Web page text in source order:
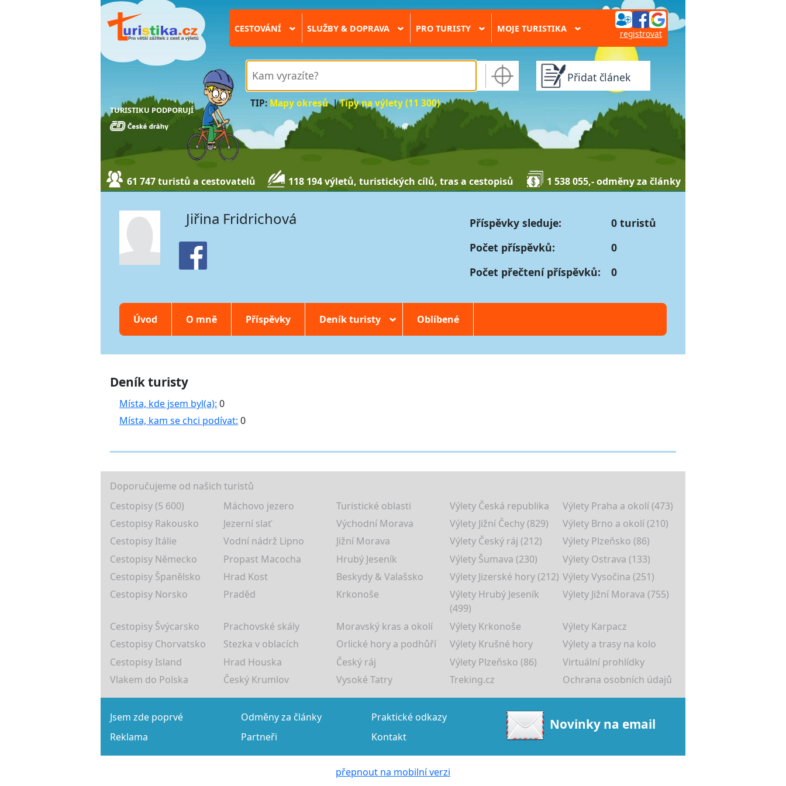
TURISTIKU PODPORUJÍ
CESTOVÁNÍ › SLUŽBY & DOPRAVA › PRO TURISTY › MOJE TURISTIKA › registrovat
TIP: Mapy okresů|Tipy na výlety (11 300)
Přidat článek
61 747 turistů a cestovatelů 118 194 výletů, turistických cílů, tras a cestopisů 1 538 055,- odměny za články
Jiřina Fridrichová Příspěvky sleduje:
0 turistů
Počet příspěvků:
0
Počet přečtení příspěvků:
0
Úvod O mně Příspěvky Deník turisty › Oblíbené
Deník turisty
Místa, kde jsem byl(a): 0
Místa, kam se chci podívat: 0
Doporučujeme od našich turistů
Cestopisy (5 600)
Máchovo jezero Turistické oblasti Výlety Česká republika
Výlety Praha a okolí (473)
Cestopisy Rakousko
Jezerní slať Východní Morava Výlety Jižní Čechy (829)
Výlety Brno a okolí (210)
Cestopisy Itálie
Vodní nádrž Lipno Jižní Morava Výlety Český ráj (212)
Výlety Plzeňsko (86)
Cestopisy Německo
Propast Macocha Hrubý Jeseník Výlety Šumava (230)
Výlety Ostrava (133)
Cestopisy Španělsko
Hrad Kost Beskydy & Valašsko Výlety Jizerské hory (212) Výlety Vysočina (251)
Cestopisy Norsko
Praděd Krkonoše
Výlety Hrubý Jeseník
(499)
Výlety Jižní Morava (755)
Cestopisy Švýcarsko Prachovské skály Moravský kras a okolí Výlety Krkonoše
Výlety Karpacz
Cestopisy Chorvatsko
Stezka v oblacích Orlické hory a podhůří Výlety Krušné hory
Výlety a trasy na kolo
Cestopisy Island
Hrad Houska Český ráj Výlety Plzeňsko (86)
Virtuální prohlídky
Vlakem do Polska
Český Krumlov Vysoké Tatry Treking.cz Ochrana osobních údajů
Jsem zde poprvé Odměny za články
Praktické odkazy
Reklama
Partneři Kontakt
Novinky na email
přepnout na mobilní verzi